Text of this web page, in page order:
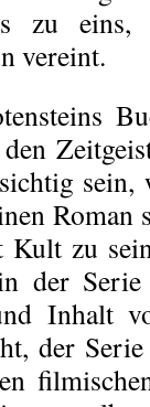
zu
vereint.
Roman
Kult zu
der Serie
Inhalt
der